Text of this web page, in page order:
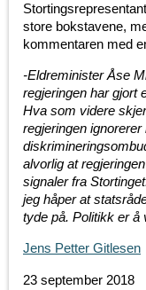
store bokstavene,
kommentaren med
-Eldreminister Åse
regjeringen har gjort
Hva som videre
regjeringen
alvorlig at
signaler fra
jeg håper at
tyde på. Politikk er å
Jens Petter Gitlesen
23 september 2018